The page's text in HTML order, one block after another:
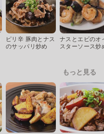
ピリ辛 豚肉とナス
のサッパリ炒め
ナスとエビのオ
スターソース炒
もっと見る